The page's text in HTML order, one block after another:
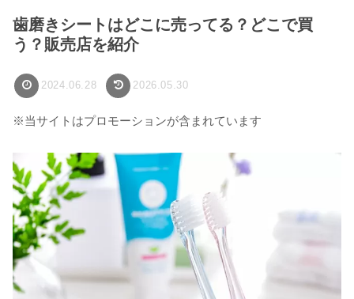
歯磨きシートはどこに売ってる？どこで買
う？販売店を紹介
2024.06.28 2026.05.30
※当サイトはプロモーションが含まれています